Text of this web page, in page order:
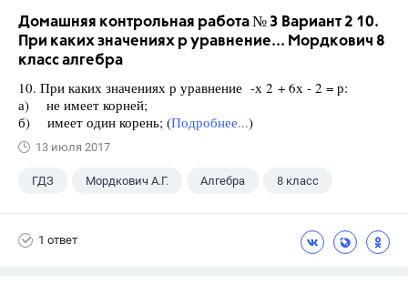
Домашняя контрольная работа № 3 Вариант 2 10.
При каких значениях р уравнение... Мордкович 8
класс алгебра
10. При каких значениях р уравнение -х 2 + 6х - 2 = р:
а) не имеет корней;
б) имеет один корень; (Подробнее...)
13 июля 2017
ГДЗ Мордкович А.Г. Алгебра 8 класс
1 ответ